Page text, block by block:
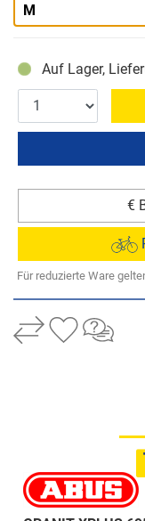
M
Auf Lager,
€
Für reduzierte Ware